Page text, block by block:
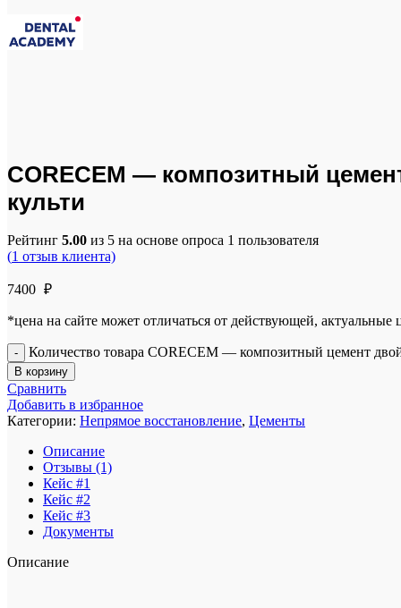
CORECEM — композитный
культи
Рейтинг 5.00 из 5 на основе опроса 1 пользователя
(1 отзыв клиента)
7400 ₽
*цена на сайте может отличаться от действующей, актуальные
Количество товара CORECEM — композитный цемент
В корзину
Сравнить
Добавить в избранное
Категории: Непрямое восстановление, Цементы
Описание
Отзывы (1)
Кейс #1
Кейс #2
Кейс #3
Документы
Описание